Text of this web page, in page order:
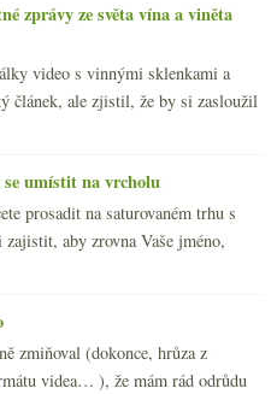
zprávy ze světa vína a viněta
video s vinnými sklenkami a
článek, ale zjistil, že by si zasloužil
umístit na vrcholu
prosadit na saturovaném trhu s
aby zrovna Vaše jméno,
zmiňoval (dokonce, hrůza z
videa… ), že mám rád odrůdu